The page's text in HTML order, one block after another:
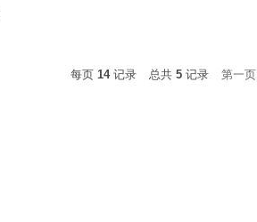
每页 14记录 总共 5 记录 第一页